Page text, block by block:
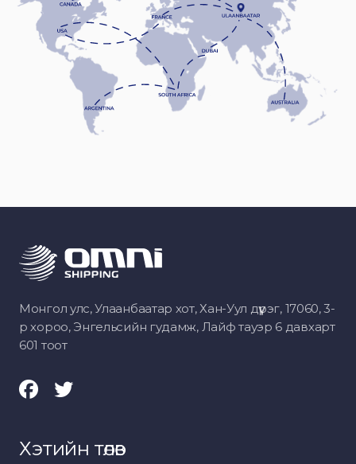
Монгол улс, Улаанбаатар хот, Хан-Уул дүүрэг, 17060, 3-
р хороо, Энгельсийн гудамж, Лайф тауэр 6 давхарт
601 тоот
Хэтийн төлөв